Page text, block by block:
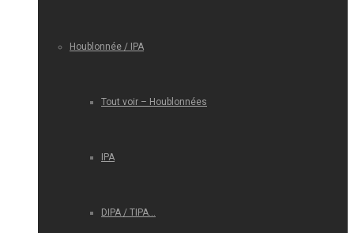
Houblonnée / IPA
Tout voir – Houblonnées
IPA
DIPA / TIPA…